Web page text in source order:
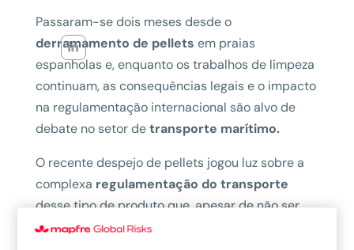
Passaram-se dois meses desde o
derramamento de pellets em praias
espanholas e, enquanto os trabalhos de limpeza
continuam, as consequências legais e o impacto
na regulamentação internacional são alvo de
debate no setor detransporte marítimo.
O recente despejo de pellets jogou luz sobre a
complexa regulamentação do transporte
desse tipo de produto que, apesar de não ser
perigoso, pode representar um grave prejuízo